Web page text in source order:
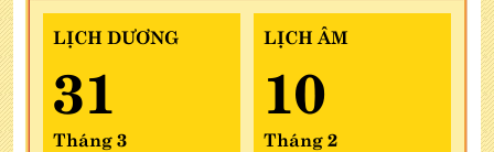
LỊCH DƯƠNG
31
Tháng 3
LỊCH ÂM
10
Tháng 2